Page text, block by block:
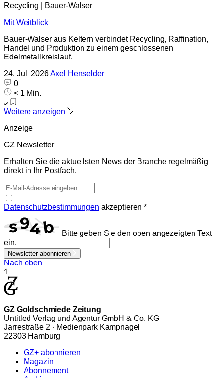
Recycling | Bauer-Walser
Mit Weitblick
Bauer-Walser aus Keltern verbindet Recycling, Raffination,
Handel und Produktion zu einem geschlossenen
Edelmetallkreislauf.
24. Juli 2026Axel Henselder
0
< 1 Min.
Weitere anzeigen
Anzeige
GZ Newsletter
Erhalten Sie die aktuellsten News der Branche regelmäßig
direkt in Ihr Postfach.
Datenschutzbestimmungen akzeptieren *
Bitte geben Sie den oben angezeigten Text
ein.
Newsletter abonnieren
Nach oben
GZ Goldschmiede Zeitung
Untitled Verlag und Agentur GmbH & Co. KG
Jarrestraße 2 · Medienpark Kampnagel
22303 Hamburg
GZ+ abonnieren
Magazin
Abonnement